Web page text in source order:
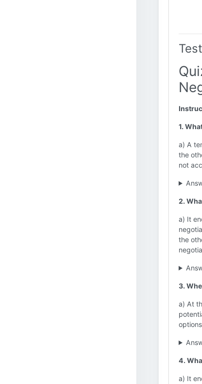
1.
a) A
the
not
2.
a) It
the
3.
a) At
4.
a) It